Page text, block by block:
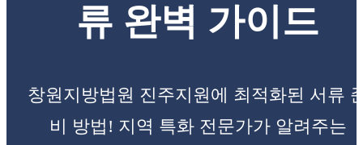
류 완벽 가이드
창원지방법원 진주지원에 최적화된 서류
비 방법! 지역 특화 전문가가 알려주는